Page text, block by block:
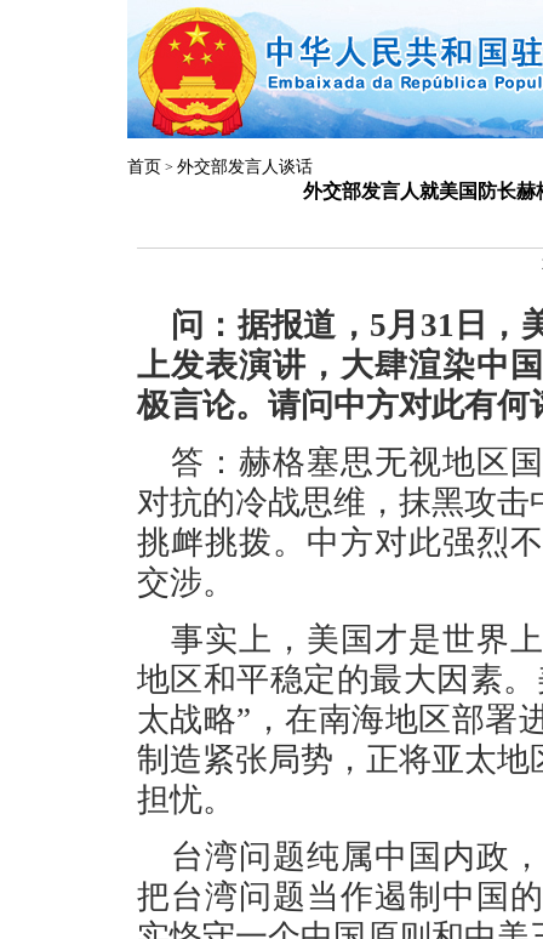
首页 > 外交部发言人谈话
外交部发言人就美国防长
问：据报道，5月31日，
上发表演讲，大肆渲染中
极言论。请问中方对此有何
答：赫格塞思无视地区
对抗的冷战思维，抹黑攻击
挑衅挑拨。中方对此强烈
交涉。
事实上，美国才是世界
地区和平稳定的最大因素
太战略”，在南海地区部署
制造紧张局势，正将亚太地
担忧。
台湾问题纯属中国内政
把台湾问题当作遏制中国